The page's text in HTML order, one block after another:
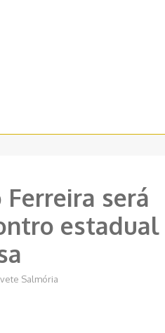
será
estadual
Salmória